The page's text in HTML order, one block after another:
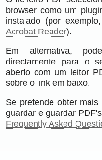
browser como um
instalado (por
Acrobat Reader).
Em alternativa,
directamente para o
aberto com um leitor
sobre o link em baixo.
Se pretende obter
guardar e guardar
Frequently Asked